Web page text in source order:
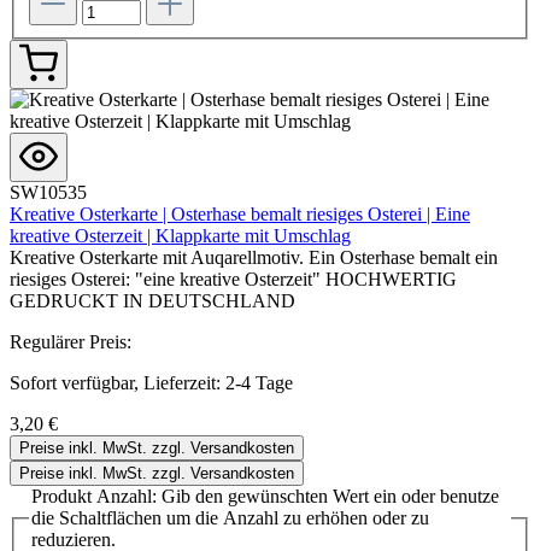
SW10535
Kreative Osterkarte | Osterhase bemalt riesiges Osterei | Eine
kreative Osterzeit | Klappkarte mit Umschlag
Kreative Osterkarte mit Auqarellmotiv. Ein Osterhase bemalt ein
riesiges Osterei: "eine kreative Osterzeit" HOCHWERTIG
GEDRUCKT IN DEUTSCHLAND
Regulärer Preis:
Sofort verfügbar, Lieferzeit: 2-4 Tage
3,20 €
Preise inkl. MwSt. zzgl. Versandkosten
Preise inkl. MwSt. zzgl. Versandkosten
Produkt Anzahl: Gib den gewünschten Wert ein oder benutze
die Schaltflächen um die Anzahl zu erhöhen oder zu
reduzieren.